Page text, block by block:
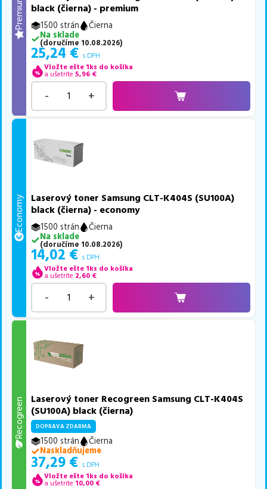
Premium
black (čierna) - premium
1500 strán
Čierna
Na sklade
(doručíme 10.08.2026)
25,24 € s DPH
Vložte ešte 1ks do košíka
a ušetríte 5,96 €
- +
Economy
Laserový toner Samsung CLT-K404S (SU100A)
black (čierna) - economy
1500 strán
Čierna
Na sklade
(doručíme 10.08.2026)
14,02 € s DPH
Vložte ešte 1ks do košíka
a ušetríte 2,60 €
- +
Recogreen Laserový toner Recogreen Samsung CLT-K404S
(SU100A) black (čierna)
DOPRAVA ZDARMA
1500 strán
Čierna
Naskladňujeme
37,29 € s DPH
Vložte ešte 1ks do košíka
a ušetríte 10,00 €